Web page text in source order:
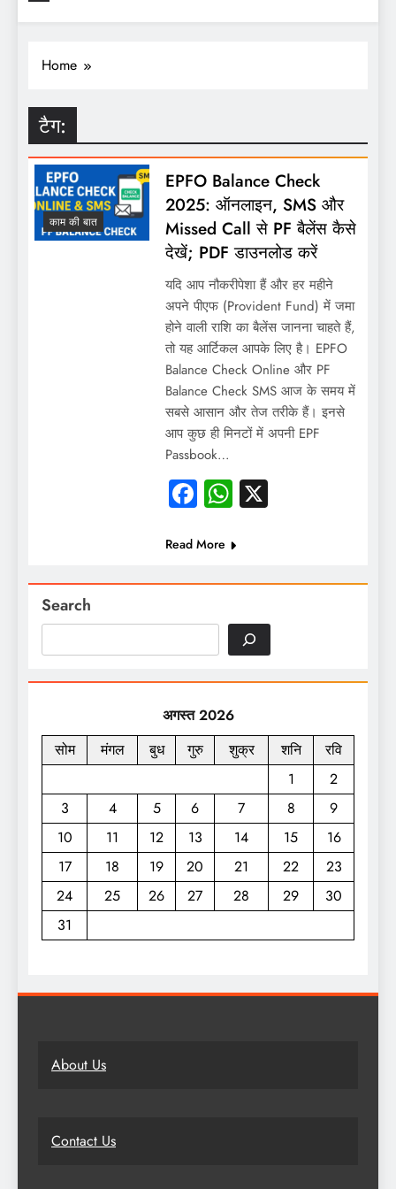
Home
टैग:
काम की बात
EPFO Balance Check
2025: ऑनलाइन, SMS और
Missed Call से PF बैलेंस कैसे
देखें; PDF डाउनलोड करें
यदि आप नौकरीपेशा हैं और हर महीने
अपने पीएफ (Provident Fund) में जमा
होने वाली राशि का बैलेंस जानना चाहते हैं,
तो यह आर्टिकल आपके लिए है। EPFO
Balance Check Online और PF
Balance Check SMS आज के समय में
सबसे आसान और तेज तरीके हैं। इनसे
आप कुछ ही मिनटों में अपनी EPF
Passbook…
Facebook
WhatsApp
X
Read More
Search
अगस्त 2026
सोम
मंगल बुध गुरु शुक्र शनि
रवि
1
2
3
4 5 6 7 8
9
10
11 12 13 14 15
16
17
18 19 20 21 22
23
24
25 26 27 28 29
30
31
About Us
Contact Us